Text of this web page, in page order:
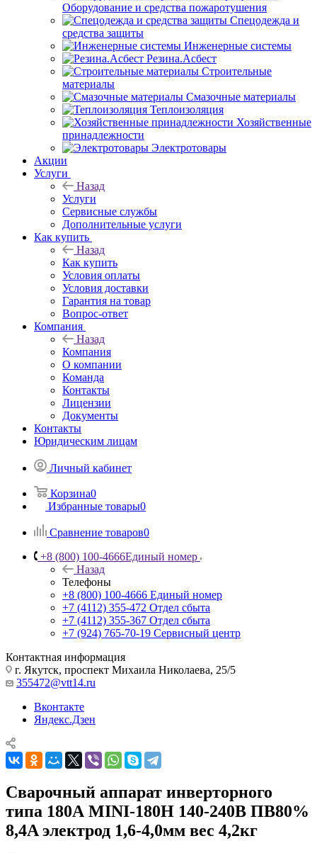
Оборудование и средства пожаротушения
Спецодежда и
средства защиты
Инженерные системы
Резина.Асбест
Строительные
материалы
Смазочные материалы
Теплоизоляция
Хозяйственные
принадлежности
Электротовары
Акции
Услуги
Назад
Услуги
Сервисные службы
Дополнительные услуги
Как купить
Назад
Как купить
Условия оплаты
Условия доставки
Гарантия на товар
Вопрос-ответ
Компания
Назад
Компания
О компании
Команда
Контакты
Лицензии
Документы
Контакты
Юридическим лицам
Личный кабинет
Корзина0
Избранные товары0
Сравнение товаров0
+8 (800) 100-4666Единый номер
Назад
Телефоны
+8 (800) 100-4666 Единый номер
+7 (4112) 355-472 Отдел сбыта
+7 (4112) 355-367 Отдел сбыта
+7 (924) 765-70-19 Сервисный центр
Контактная информация
г. Якутск, проспект Михаила Николаева, 25/5
355472@vtt14.ru
Вконтакте
Яндекс.Дзен
Сварочный аппарат инверторного
типа 180А MINI-180H 140-240В ПВ80%
8,4A электрод 1,6-4,0мм вес 4,2кг